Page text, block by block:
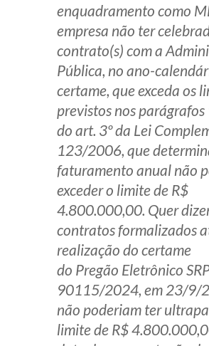
enquadramento como
empresa não ter
contrato(s) com a
Pública, no ano-
certame, que exceda os
previstos nos parágrafos
do art. 3º da Lei
123/2006, que
faturamento anual não
exceder o limite de R$
4.800.000,00. Quer
contratos formalizados
realização do certame
do Pregão Eletrônico
90115/2024, em 23/9/
não poderiam ter
limite de R$